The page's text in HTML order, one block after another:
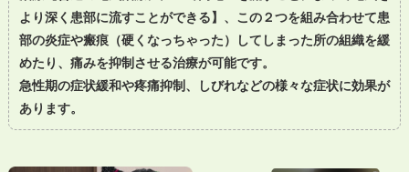
より深く患部に流すことができる】、この２つを組み合わせて患
部の炎症や瘢痕（硬くなっちゃった）してしまった所の組織を緩
めたり、痛みを抑制させる治療が可能です。
急性期の症状緩和や疼痛抑制、しびれなどの様々な症状に効果が
あります。